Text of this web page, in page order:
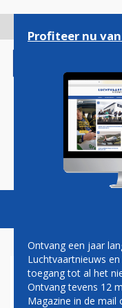
gaan
Magazine
TWENTE
Profiteer nu
Ontvang een jaar
Luchtvaartnieuws
toegang tot al het
Ontvang tevens 12
Magazine in de mail